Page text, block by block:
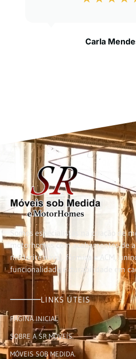
Carla
Somos especialistas na criação de
motorhomes com acabamentos de
maderite naval, fórmica e ACM,
funcionalidade e durabilidade em
LINKS ÚTEIS
PÁGINA INICIAL
SOBRE A SR MÓVEIS.
MÓVEIS SOB MEDIDA.